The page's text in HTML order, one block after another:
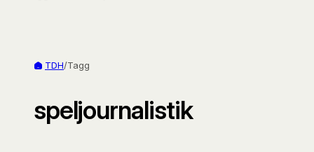
TDH/Tagg
speljournalistik